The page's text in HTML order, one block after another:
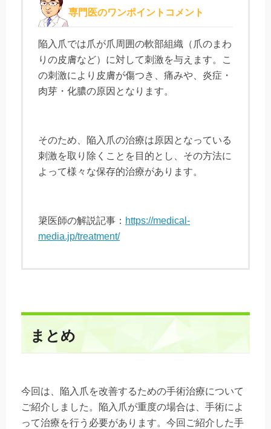
専門医のワンポイントコメント
陥入爪では爪が爪周囲の軟部組織（爪のまわ
りの皮膚など）に対して刺激を与えます。こ
の刺激により皮膚が傷つき、痛みや、炎症・
肉芽・化膿の原因となります。
そのため、陥入爪の治療は原因となっている
刺激を取り除くことを目的とし、その方法に
よって様々な保存的治療があります。
簗医師の解説記事： https://medical-
media.jp/treatment/
まとめ
今回は、陥入爪を改善するための手術治療について
ご紹介しました。陥入爪が重度の場合は、手術によ
って治療を行う必要があります。今回ご紹介した手